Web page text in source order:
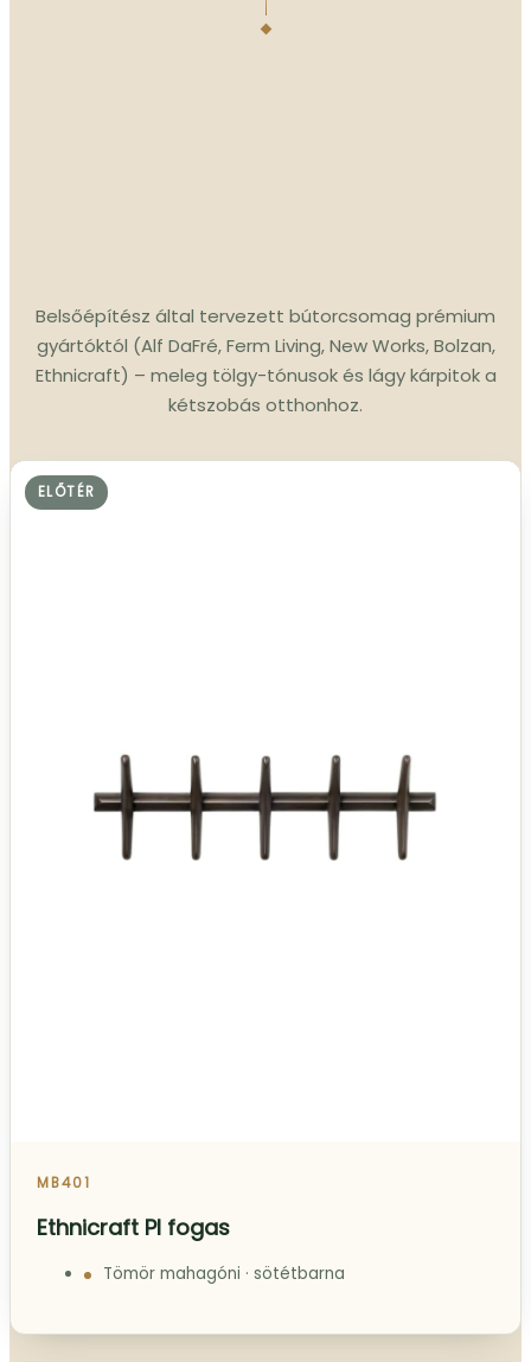
Belsőépítész által tervezett bútorcsomag prémium
gyártóktól (Alf DaFré, Ferm Living, New Works, Bolzan,
Ethnicraft) – meleg tölgy-tónusok és lágy kárpitok a
kétszobás otthonhoz.
ELŐTÉR
MB401
Ethnicraft PI fogas
Tömör mahagóni · sötétbarna